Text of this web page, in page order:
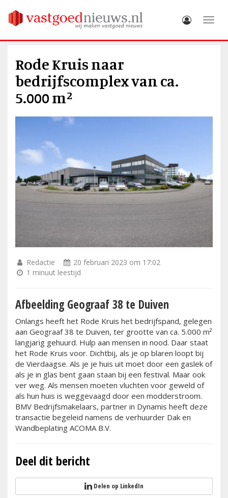
Rode Kruis naar
bedrijfscomplex van ca.
5.000 m²
Redactie
20 februari 2023 om 17:02
1 minuut leestijd
Afbeelding Geograaf 38 te Duiven
Onlangs heeft het Rode Kruis het bedrijfspand, gelegen
aan Geograaf 38 te Duiven, ter grootte van ca. 5.000 m²
langjarig gehuurd. Hulp aan mensen in nood. Daar staat
het Rode Kruis voor. Dichtbij, als je op blaren loopt bij
de Vierdaagse. Als je je huis uit moet door een gaslek of
als je in glas bent gaan staan bij een festival. Maar ook
ver weg. Als mensen moeten vluchten voor geweld of
als hun huis is weggevaagd door een modderstroom.
BMV Bedrijfsmakelaars, partner in Dynamis heeft deze
transactie begeleid namens de verhuurder Dak en
Wandbeplating ACOMA B.V.
Deel dit bericht
Delen op LinkedIn